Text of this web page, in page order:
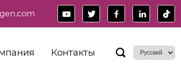
    
Контакты 